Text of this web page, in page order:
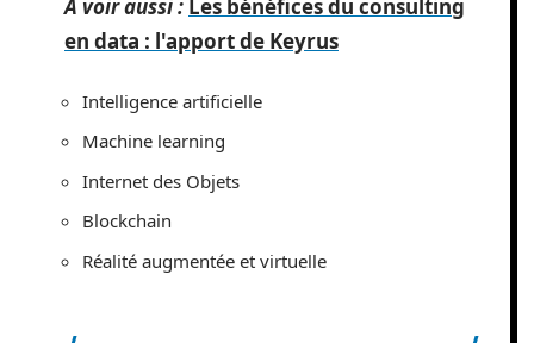
A voir aussi : Les bénéfices du consulting
en data : l'apport de Keyrus
Intelligence artificielle
Machine learning
Internet des Objets
Blockchain
Réalité augmentée et virtuelle